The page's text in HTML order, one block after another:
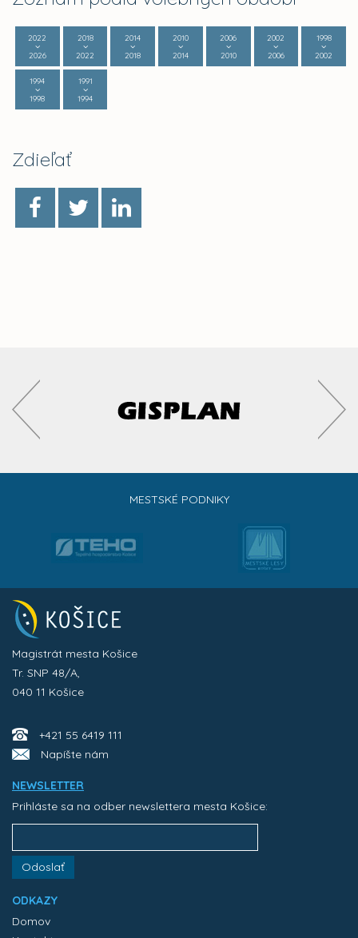
2022
2026
2018
2022
2014
2018
2010
2014
2006
2010
2002
2006
1998
2002
1994
1998
1991
1994
Zdieľať
MESTSKÉ PODNIKY
Magistrát mesta Košice
Tr. SNP 48/A,
040 11 Košice
+421 55 6419 111
Napíšte nám
NEWSLETTER
Prihláste sa na odber newslettera mesta Košice:
Odoslať
ODKAZY
Domov